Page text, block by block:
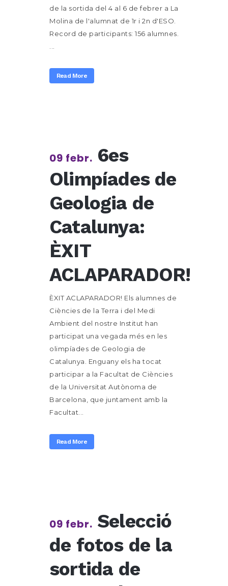
de la sortida del 4 al 6 de febrer a La
Molina de l'alumnat de 1r i 2n d'ESO.
Record de participants: 156 alumnes.
Read More
09 febr. 6es
Olimpíades de
Geologia de
Catalunya:
ÈXIT
ACLAPARADOR!
ÈXIT ACLAPARADOR! Els alumnes de
Ciències de la Terra i del Medi
Ambient del nostre Institut han
participat una vegada més en les
olimpíades de Geologia de
Catalunya. Enguany els ha tocat
participar a la Facultat de Ciències
de la Universitat Autònoma de
Barcelona, que juntament amb la
Facultat...
Read More
09 febr. Selecció
de fotos de la
sortida de